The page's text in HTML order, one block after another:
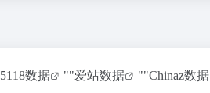
5118数据 ""爱站数据 ""Chinaz数据